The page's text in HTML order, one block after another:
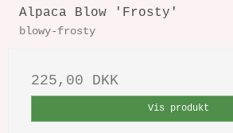
Alpaca Blow 'Frosty'
blowy-frosty
225,00 DKK
Vis produkt